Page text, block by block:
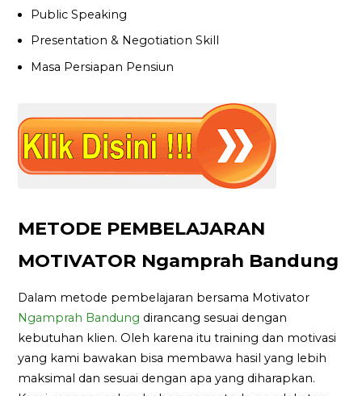
Public Speaking
Presentation & Negotiation Skill
Masa Persiapan Pensiun
METODE PEMBELAJARAN
MOTIVATOR Ngamprah Bandung
Dalam metode pembelajaran bersama Motivator
Ngamprah Bandung dirancang sesuai dengan
kebutuhan klien. Oleh karena itu training dan motivasi
yang kami bawakan bisa membawa hasil yang lebih
maksimal dan sesuai dengan apa yang diharapkan.